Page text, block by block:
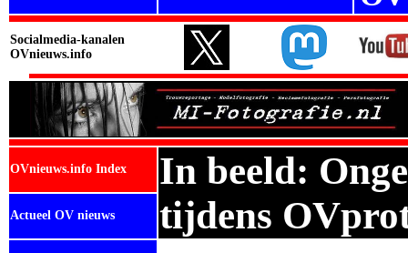
Socialmedia-kanalen
OVnieuws.info
OVnieuws.info Index In beeld:
tijdens
Actueel OV nieuws